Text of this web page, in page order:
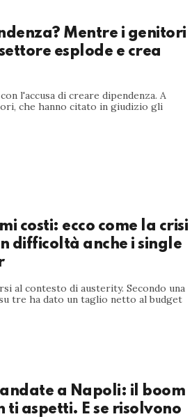
Mentre i genitori
esplode e crea
l'accusa di creare dipendenza. A
che hanno citato in giudizio gli
costi: ecco come la crisi
difficoltà anche i single
al contesto di austerity. Secondo una
tre ha dato un taglio netto al budget
a Napoli: il boom
ti aspetti. E se risolvono